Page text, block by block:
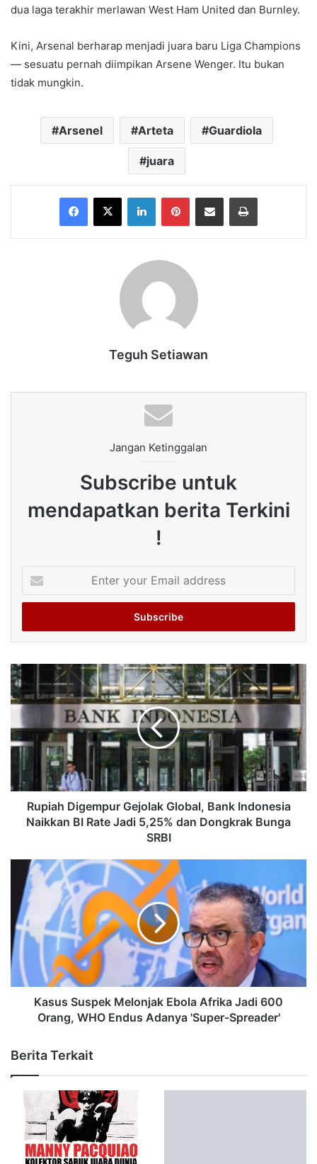
dua laga terakhir merlawan West Ham United dan Burnley.
Kini, Arsenal berharap menjadi juara baru Liga Champions
— sesuatu pernah diimpikan Arsene Wenger. Itu bukan
tidak mungkin.
Arsenel Arteta Guardiola
juara
Facebook
X LinkedInPinterestShare via Email Print
Teguh Setiawan
Jangan Ketinggalan
Subscribe untuk
mendapatkan berita Terkini
!
your
Email
Rupiah Digempur Gejolak Global, Bank Indonesia
Naikkan BI Rate Jadi 5,25% dan Dongkrak Bunga
SRBI
Kasus Suspek Melonjak Ebola Afrika Jadi 600
Orang, WHO Endus Adanya 'Super-Spreader'
Berita Terkait